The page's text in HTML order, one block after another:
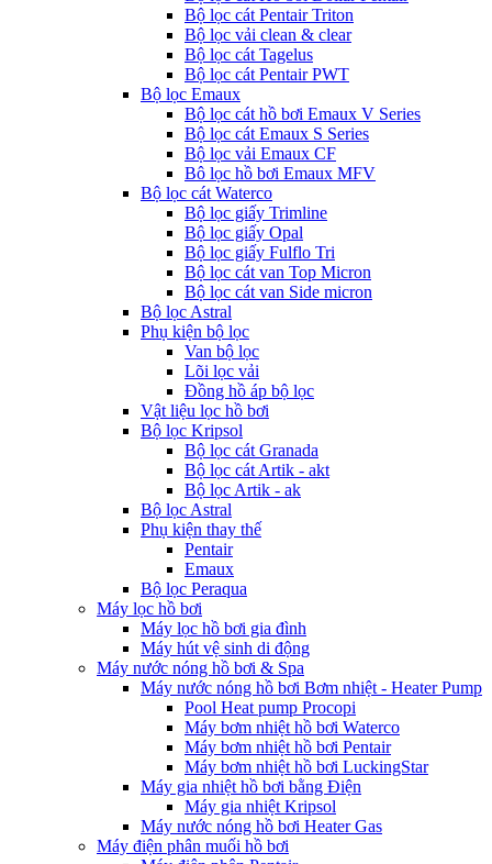
Bộ lọc cát Pentair Triton
Bộ lọc vải clean & clear
Bộ lọc cát Tagelus
Bộ lọc cát Pentair PWT
Bộ lọc Emaux
Bộ lọc cát hồ bơi Emaux V Series
Bộ lọc cát Emaux S Series
Bộ lọc vải Emaux CF
Bô lọc hồ bơi Emaux MFV
Bộ lọc cát Waterco
Bộ lọc giấy Trimline
Bộ lọc giấy Opal
Bộ lọc giấy Fulflo Tri
Bộ lọc cát van Top Micron
Bộ lọc cát van Side micron
Bộ lọc Astral
Phụ kiện bộ lọc
Van bộ lọc
Lõi lọc vải
Đồng hồ áp bộ lọc
Vật liệu lọc hồ bơi
Bộ lọc Kripsol
Bộ lọc cát Granada
Bộ lọc cát Artik - akt
Bộ lọc Artik - ak
Bộ lọc Astral
Phụ kiện thay thế
Pentair
Emaux
Bộ lọc Peraqua
Máy lọc hồ bơi
Máy lọc hồ bơi gia đình
Máy hút vệ sinh di động
Máy nước nóng hồ bơi & Spa
Máy nước nóng hồ bơi Bơm nhiệt - Heater Pump
Pool Heat pump Procopi
Máy bơm nhiệt hồ bơi Waterco
Máy bơm nhiệt hồ bơi Pentair
Máy bơm nhiệt hồ bơi LuckingStar
Máy gia nhiệt hồ bơi bằng Điện
Máy gia nhiệt Kripsol
Máy nước nóng hồ bơi Heater Gas
Máy điện phân muối hồ bơi